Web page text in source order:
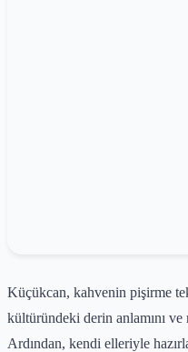
Küçükcan, kahvenin pişirme
kültüründeki derin anlamını
Ardından, kendi elleriyle